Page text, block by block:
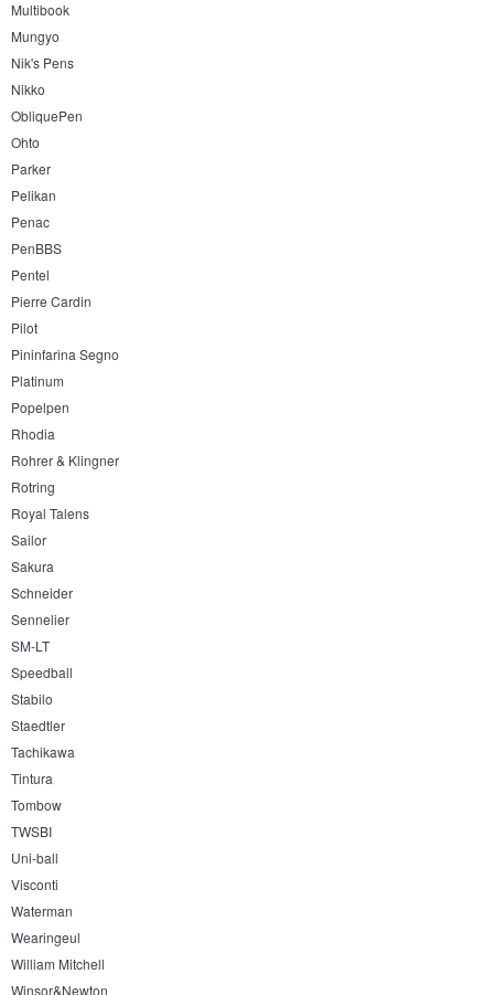
Multibook
Mungyo
Nik's Pens
Nikko
ObliquePen
Ohto
Parker
Pelikan
Penac
PenBBS
Pentel
Pierre Cardin
Pilot
Pininfarina Segno
Platinum
Popelpen
Rhodia
Rohrer & Klingner
Rotring
Royal Talens
Sailor
Sakura
Schneider
Sennelier
SM-LT
Speedball
Stabilo
Staedtler
Tachikawa
Tintura
Tombow
TWSBI
Uni-ball
Visconti
Waterman
Wearingeul
William Mitchell
Winsor&Newton